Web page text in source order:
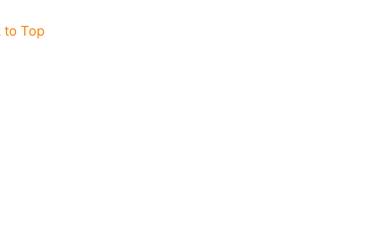
to Top